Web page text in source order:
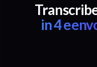
in 4